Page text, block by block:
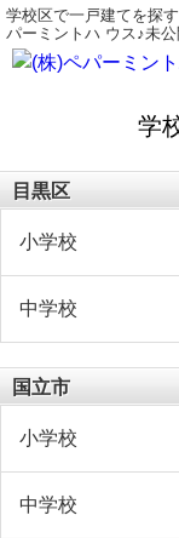
学校区で一戸建てを探
パーミントハ ウス♪未
学
目黒区
小学校
中学校
国立市
小学校
中学校